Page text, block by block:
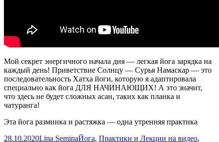
Мой секрет энергичного начала дня — легкая йога зарядка на
каждый день! Приветствие Солнцу — Сурья Намаскар — это
последовательность Хатха йоги, которую я адаптировала
специально как йога ДЛЯ НАЧИНАЮЩИХ! А это значит,
что здесь не будет сложных асан, таких как планка и
чатуранга!
Эта йога разминка и растяжка — одна утренняя практика
Опубликовано
28.10.2020Автор
Lina SeminaРубрики
Йога, Практики и Лекции на видео,